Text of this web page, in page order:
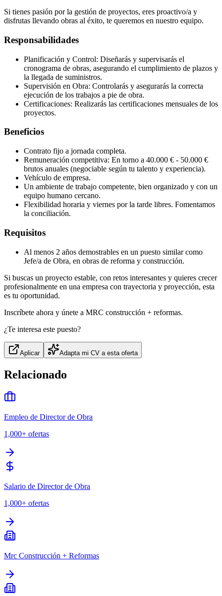
Si tienes pasión por la gestión de proyectos, eres proactivo/a y
disfrutas llevando obras al éxito, te queremos en nuestro equipo.
Responsabilidades
Planificación y Control: Diseñarás y supervisarás el
cronograma de obras, asegurando el cumplimiento de plazos y
la llegada de suministros.
Supervisión en Obra: Controlarás y asegurarás la correcta
ejecución de los trabajos a pie de obra.
Certificaciones: Realizarás las certificaciones mensuales de los
proyectos.
Beneficios
Contrato fijo a jornada completa.
Remuneración competitiva: En torno a 40.000 € - 50.000 €
brutos anuales (negociable según tu talento y experiencia).
Vehículo de empresa.
Un ambiente de trabajo competente, bien organizado y con un
equipo humano cercano.
Flexibilidad horaria y viernes por la tarde libres. Fomentamos
la conciliación.
Requisitos
Al menos 2 años demostrables en un puesto similar como
Jefe/a de Obra, en obras de reforma y construcción.
Si buscas un proyecto estable, con retos interesantes y quieres crecer
profesionalmente en una empresa con trayectoria y proyección, esta
es tu oportunidad.
Inscríbete ahora y únete a MRC construcción + reformas.
¿Te interesa este puesto?
Aplicar Adapta mi CV a esta oferta
Relacionado
Empleo de Director de Obra
1,000+ ofertas
Salario de Director de Obra
1,000+ ofertas
Mrc Construcción + Reformas